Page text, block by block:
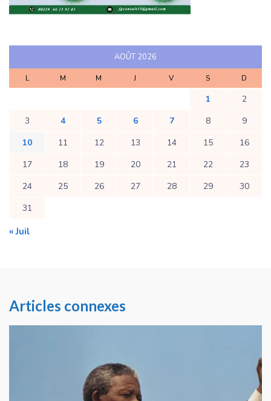
AOÛT 2026
L M M J V S D
1
2
3
4 5 6 7 8
9
10
11 12 13 14 15
16
17
18 19 20 21 22
23
24
25 26 27 28 29
30
31
« Juil
Articles connexes